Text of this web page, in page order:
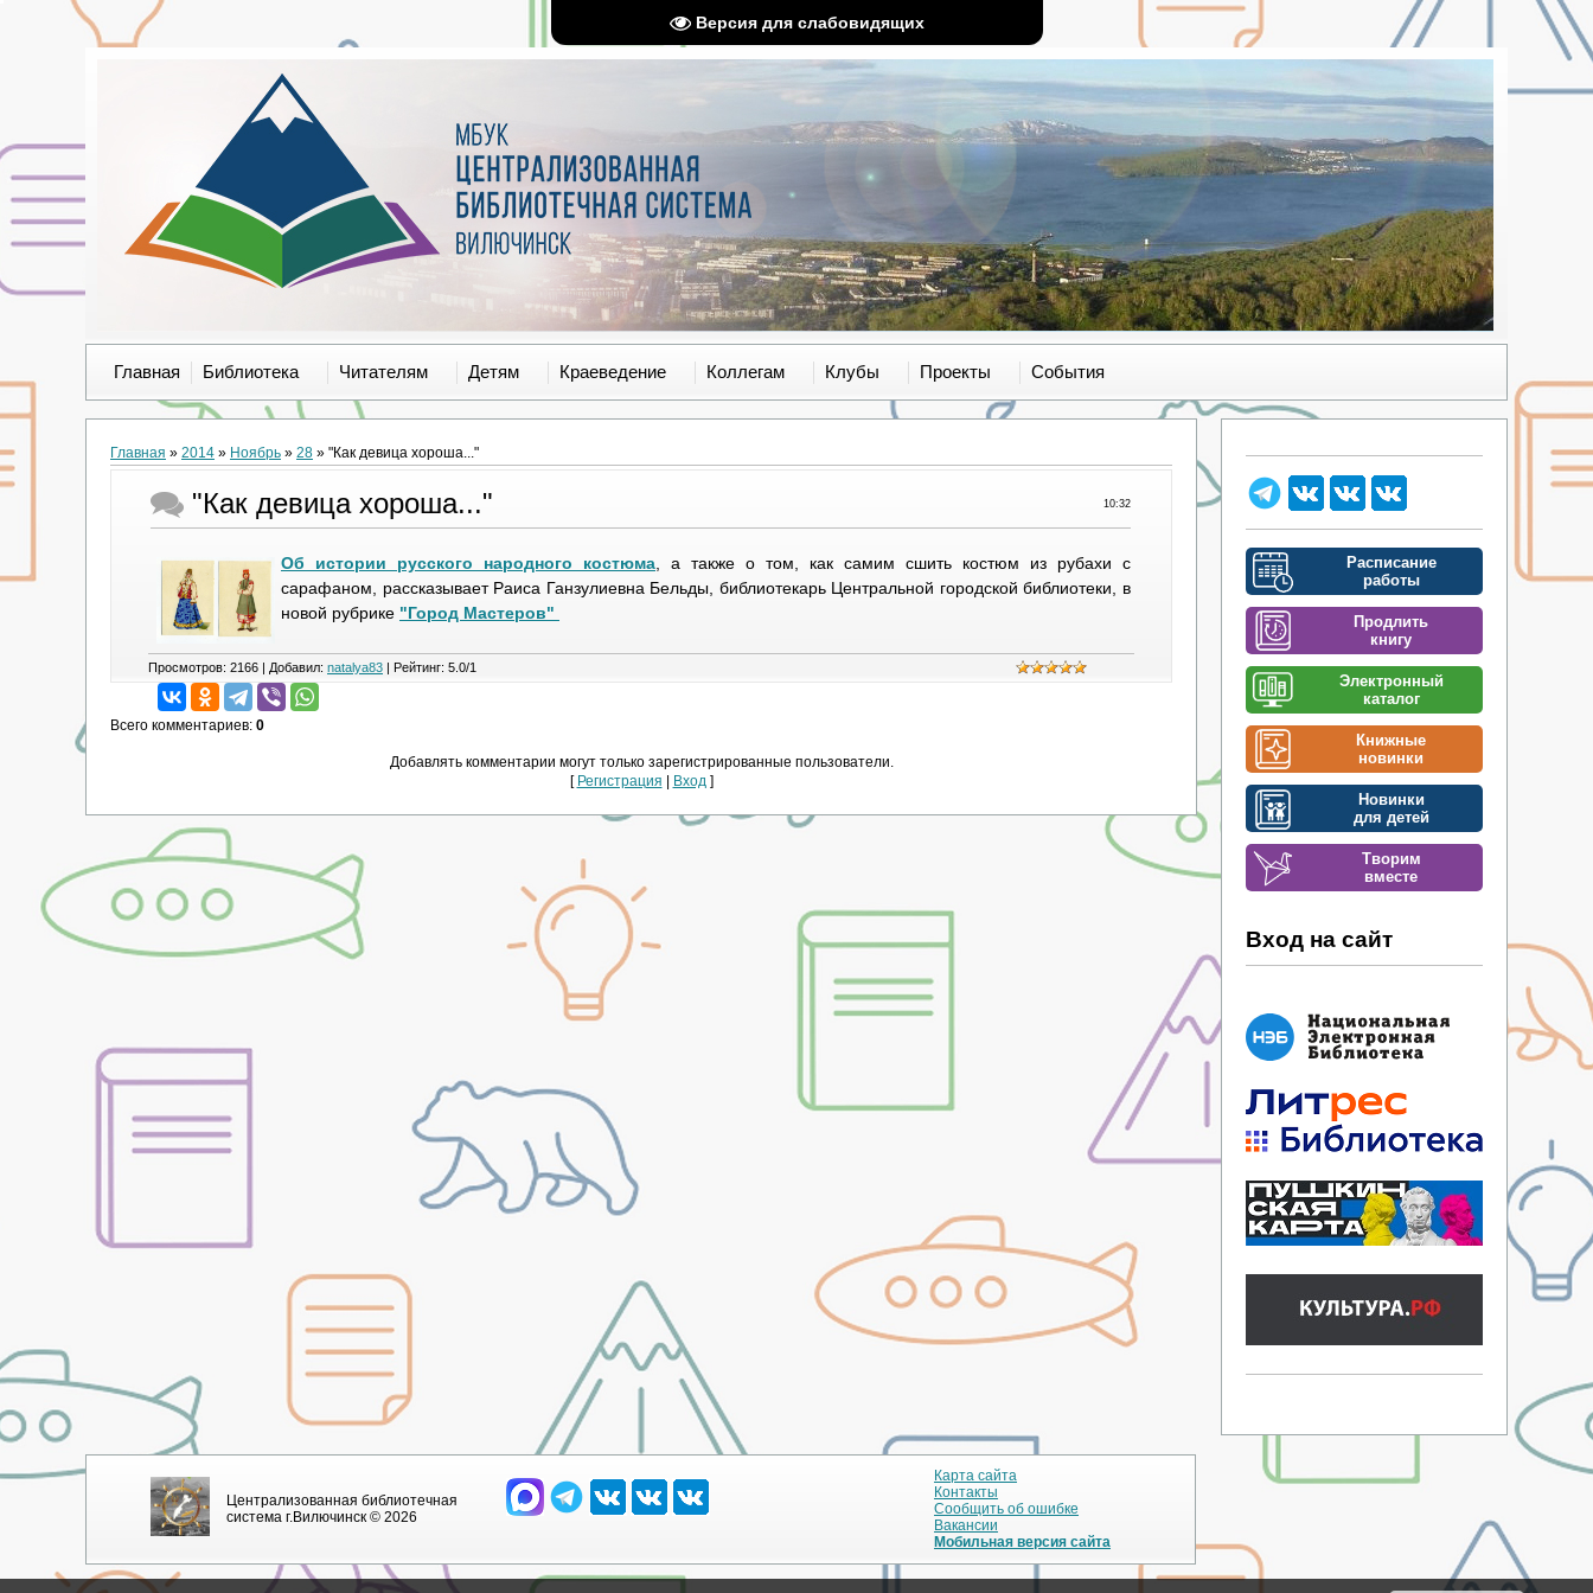
Версия для слабовидящих
Главная Библиотека Читателям Детям Краеведение Коллегам Клубы Проекты События
Главная » 2014 » Ноябрь » 28 » "Как девица хороша..."
10:32
"Как девица хороша..."
Об истории русского народного костюма , а также о том, как самим сшить костюм из рубахи с
сарафаном, рассказывает Раиса Ганзулиевна Бельды, библиотекарь Центральной городской библиотеки, в
новой рубрике "Город Мастеров"
Просмотров: 2166 | Добавил: natalya83 | Рейтинг: 5.0/1
Всего комментариев: 0
Добавлять комментарии могут только зарегистрированные пользователи.
[ Регистрация | Вход ]
Расписание
работы
Продлить
книгу
Электронный
каталог
Книжные
новинки
Новинки
для детей
Творим
вместе
Вход на сайт
Централизованная библиотечная
система г.Вилючинск © 2026
Карта сайта
Контакты
Сообщить об ошибке
Вакансии
Мобильная версия сайта